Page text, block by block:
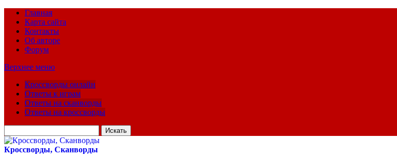
Главная
Карта сайта
Контакты
Об авторе
Форум
Верхнее меню
Кроссворды онлайн
Ответы к играм
Ответы на сканворды
Ответы на кроссворды
для:
Кроссворды, Сканворды